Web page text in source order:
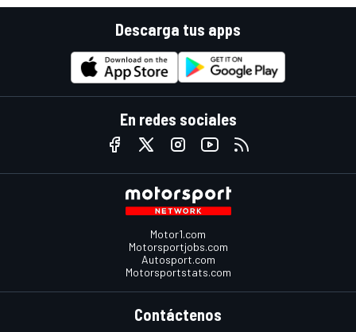
Descarga tus apps
En redes sociales
Motor1.com
Motorsportjobs.com
Autosport.com
Motorsportstats.com
Contáctenos